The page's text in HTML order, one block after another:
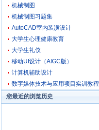
机械制图
机械制图习题集
AutoCAD室内装潢设计
大学生心理健康教育
大学生礼仪
移动UI设计（AIGC版）
计算机辅助设计
数字媒体技术与应用项目实训教程
您最近的浏览历史